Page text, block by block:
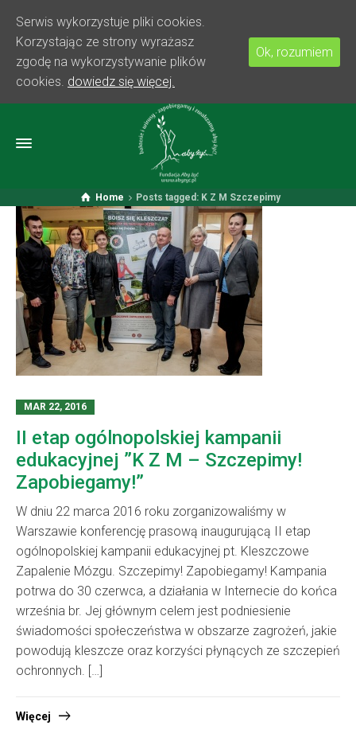
Home Posts tagged: K Z M Szczepimy
MAR 22, 2016
II etap ogólnopolskiej kampanii
edukacyjnej ”K Z M – Szczepimy!
Zapobiegamy!”
W dniu 22 marca 2016 roku zorganizowaliśmy w
Warszawie konferencję prasową inaugurującą II etap
ogólnopolskiej kampanii edukacyjnej pt. Kleszczowe
Zapalenie Mózgu. Szczepimy! Zapobiegamy! Kampania
potrwa do 30 czerwca, a działania w Internecie do końca
września br. Jej głównym celem jest podniesienie
świadomości społeczeństwa w obszarze zagrożeń, jakie
powodują kleszcze oraz korzyści płynących ze szczepień
ochronnych. […]
Więcej
Serwis wykorzystuje pliki cookies.
Korzystając ze strony wyrażasz
zgodę na wykorzystywanie plików
cookies. dowiedz się więcej.
Ok, rozumiem